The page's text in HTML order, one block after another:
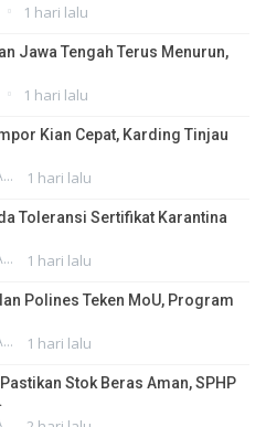
1 hari lalu
Jawa Tengah Terus Menurun,
1 hari lalu
Kian Cepat, Karding Tinjau
NANDA RIZKA MAHENDRA 1 hari lalu
Toleransi Sertifikat Karantina
NANDA RIZKA MAHENDRA 1 hari lalu
Polines Teken MoU, Program
NANDA RIZKA MAHENDRA 1 hari lalu
Stok Beras Aman, SPHP